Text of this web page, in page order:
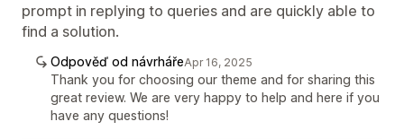
prompt in replying to queries and are quickly able to
find a solution.
Odpověď od návrhářeApr 16, 2025
Thank you for choosing our theme and for sharing this
great review. We are very happy to help and here if you
have any questions!